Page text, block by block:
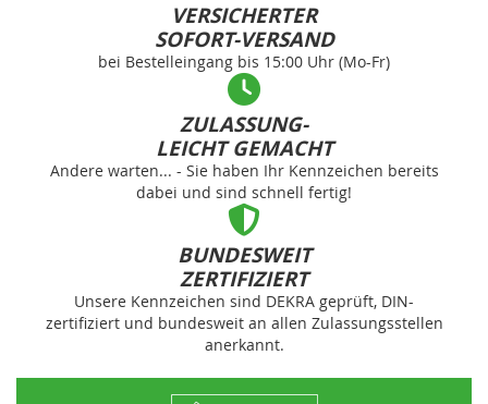
VERSICHERTER
SOFORT-VERSAND
bei Bestelleingang bis 15:00 Uhr (Mo-Fr)
ZULASSUNG-
LEICHT GEMACHT
Andere warten... - Sie haben Ihr Kennzeichen bereits
dabei und sind schnell fertig!
BUNDESWEIT
ZERTIFIZIERT
Unsere Kennzeichen sind DEKRA geprüft, DIN-
zertifiziert und bundesweit an allen Zulassungsstellen
anerkannt.